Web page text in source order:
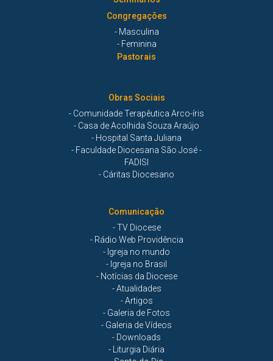
Congregações
- Masculina
- Feminina
Pastorais
Obras Sociais
- Comunidade Terapêutica Arco-íris
- Casa de Acolhida Souza Araújo
- Hospital Santa Juliana
- Faculdade Diocesana São José -
FADISI
- Cáritas Diocesano
Comunicação
- TV Diocese
- Rádio Web Providência
- Igreja no mundo
- Igreja no Brasil
- Notícias da Diocese
- Atualidades
- Artigos
- Galeria de Fotos
- Galeria de Vídeos
- Downloads
- Liturgia Diária